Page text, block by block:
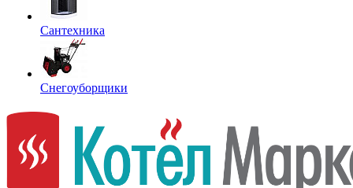
Сантехника
Снегоуборщики